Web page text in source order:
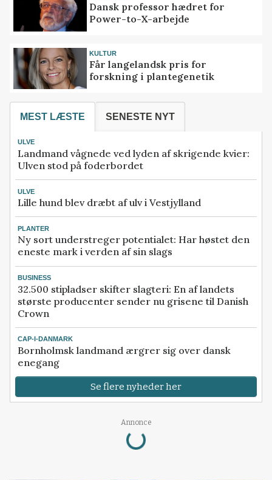
Dansk professor hædret for
Power-to-X-arbejde
KULTUR
Får langelandsk pris for
forskning i plantegenetik
MEST LÆSTE SENESTE NYT
ULVE
Landmand vågnede ved lyden af skrigende kvier:
Ulven stod på foderbordet
ULVE
Lille hund blev dræbt af ulv i Vestjylland
PLANTER
Ny sort understreger potentialet: Har høstet den
eneste mark i verden af sin slags
BUSINESS
32.500 stipladser skifter slagteri: En af landets
største producenter sender nu grisene til Danish
Crown
CAP-I-DANMARK
Bornholmsk landmand ærgrer sig over dansk
enegang
Se flere nyheder her
Annonce
Loading...